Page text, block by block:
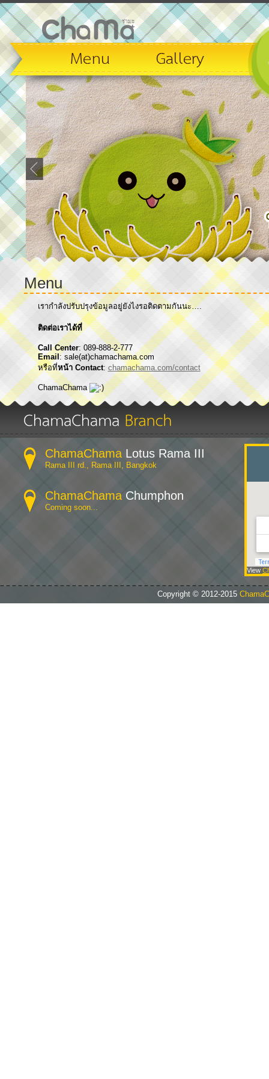
Menu
เรากำลังปรับปรุงข้อมูลอยู่ยังไงรอติดตามกันนะ….
ติดต่อเราได้ที่
Call Center: 089-888-2-777
Email: sale(at)chamachama.com
หรือที่หน้า Contact: chamachama.com/contact
ChamaChama
View
ChamaChama Lotus Rama III
Rama III rd., Rama III, Bangkok
ChamaChama Chumphon
Coming soon...
Copyright © 2012-2015